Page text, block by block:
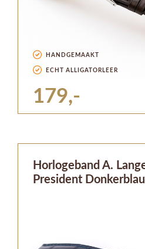
HANDGEMAAKT
ECHT ALLIGATORLEER
179,-
Horlogeband A.
President